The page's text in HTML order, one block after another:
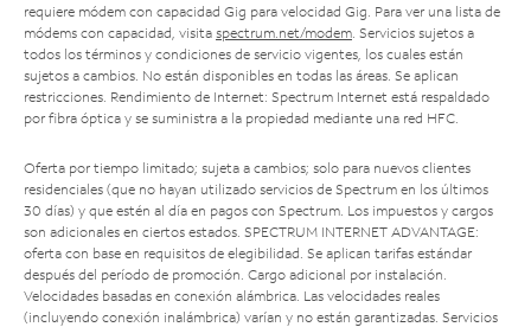
requiere módem con capacidad Gig para velocidad Gig. Para ver una lista de
módems con capacidad, visita spectrum.net/modem . Servicios sujetos a
todos los términos y condiciones de servicio vigentes, los cuales están
sujetos a cambios. No están disponibles en todas las áreas. Se aplican
restricciones. Rendimiento de Internet: Spectrum Internet está respaldado
por fibra óptica y se suministra a la propiedad mediante una red HFC.
Oferta por tiempo limitado; sujeta a cambios; solo para nuevos clientes
residenciales (que no hayan utilizado servicios de Spectrum en los últimos
30 días) y que estén al día en pagos con Spectrum. Los impuestos y cargos
son adicionales en ciertos estados. SPECTRUM INTERNET ADVANTAGE:
oferta con base en requisitos de elegibilidad. Se aplican tarifas estándar
después del período de promoción. Cargo adicional por instalación.
Velocidades basadas en conexión alámbrica. Las velocidades reales
(incluyendo conexión inalámbrica) varían y no están garantizadas. Servicios